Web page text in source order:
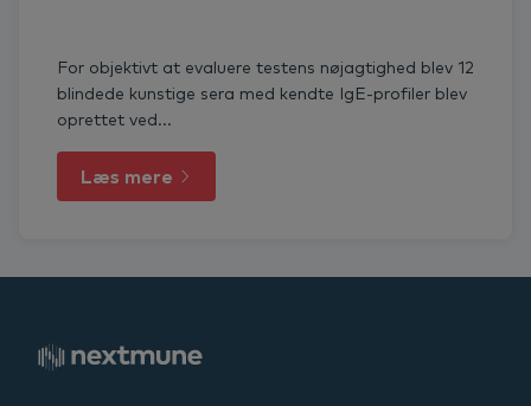
For objektivt at evaluere testens nøjagtighed blev 12
blindede kunstige sera med kendte IgE-profiler blev
oprettet ved...
Læs mere